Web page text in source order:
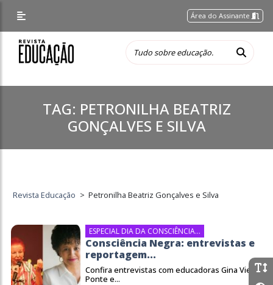
Área do Assinante
TAG: PETRONILHA BEATRIZ
GONÇALVES E SILVA
Revista Educação > Petronilha Beatriz Gonçalves e Silva
ESPECIAL DIA DA CONSCIÊNCIA...
Consciência Negra: entrevistas e
reportagem...
Confira entrevistas com educadoras Gina Vieira
Ponte e...